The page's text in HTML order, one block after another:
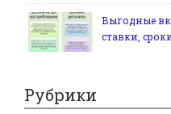
Выгодные
ставки,
Рубрики